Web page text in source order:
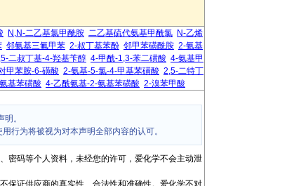
N,N-二乙基氯甲酰胺 二乙基硫代氨基甲酰氯 N-乙烯
邻氨基三氟甲苯 2-叔丁基苯酚 邻甲苯磺酰胺 2-氨基
二叔丁基-4-羟基苄醇 4-甲酰-1,3-苯二磺酸 4-氨基甲
甲苯胺-6-磺酸 2-氨基-5-氯-4-甲基苯磺酸 2,5-二特丁
基苯磺酸 4-乙酰氨基-2-氨基苯磺酸 2-溴苯甲酸
。
行为将被视为对本声明全部内容的认可。
密码等个人资料，未经您的许可，爱化学不会主动泄
保证供应商的真实性、合法性和准确性。爱化学不对